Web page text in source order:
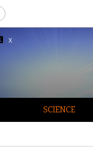
X
SCIENCE